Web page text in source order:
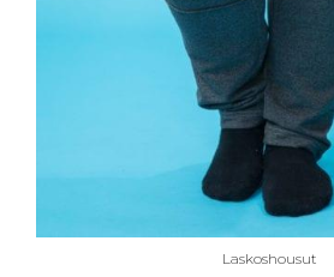
Laskoshousut